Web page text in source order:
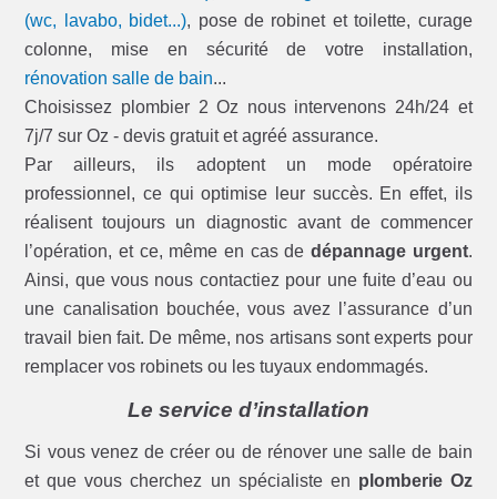
(wc, lavabo, bidet...), pose de robinet et toilette, curage
colonne, mise en sécurité de votre installation,
rénovation salle de bain...
Choisissez plombier 2 Oz nous intervenons 24h/24 et
7j/7 sur Oz - devis gratuit et agréé assurance.
Par ailleurs, ils adoptent un mode opératoire
professionnel, ce qui optimise leur succès. En effet, ils
réalisent toujours un diagnostic avant de commencer
l’opération, et ce, même en cas de dépannage urgent.
Ainsi, que vous nous contactiez pour une fuite d’eau ou
une canalisation bouchée, vous avez l’assurance d’un
travail bien fait. De même, nos artisans sont experts pour
remplacer vos robinets ou les tuyaux endommagés.
Le service d’installation
Si vous venez de créer ou de rénover une salle de bain
et que vous cherchez un spécialiste en plomberie Oz